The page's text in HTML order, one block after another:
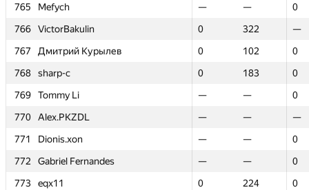
765
Mefych — —
0
766
VictorBakulin 0 322
—
767
Дмитрий Курылев 0 102
0
768
sharp-c 0 183
0
769
Tommy Li — —
0
770
Alex.PKZDL — —
—
771
Dionis.xon — —
0
772
Gabriel Fernandes — —
0
773
eqx11 0 224
0
765
Mefych — —
0
766
VictorBakulin 0 322
—
767
Дмитрий Курылев 0 102
0
768
sharp-c 0 183
0
769
Tommy Li — —
0
770
Alex.PKZDL — —
—
771
Dionis.xon — —
0
772
Gabriel Fernandes — —
0
773
eqx11 0 224
0